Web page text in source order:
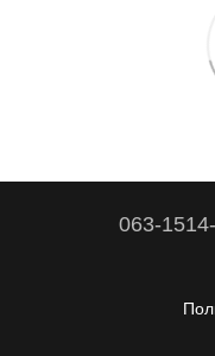
063-